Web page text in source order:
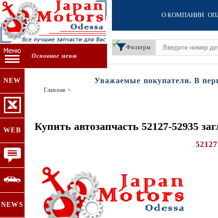
О КОМПАНИИ
Фильтры
Основное меню
NEW
WEB
NEWS
Уважаемые покупатели. В
Главная >
Купить автозапчасть 52127-52935